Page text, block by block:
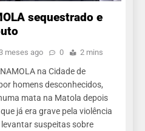
sequestrado e
meses ago 0 2 mins
na Cidade de
homens desconhecidos,
mata na Matola depois
já era grave pela violência
suspeitas sobre